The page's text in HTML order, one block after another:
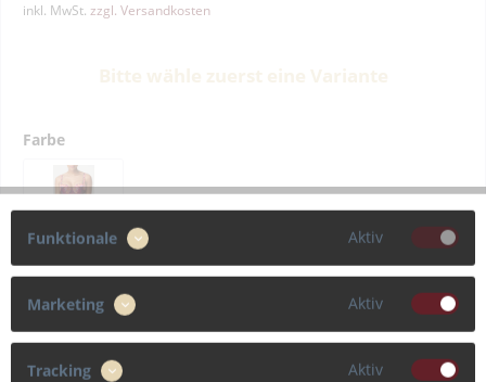
inkl. MwSt. zzgl. Versandkosten
Farbe
Größe
Funktionale Aktiv
Marketing Aktiv
Tracking Aktiv